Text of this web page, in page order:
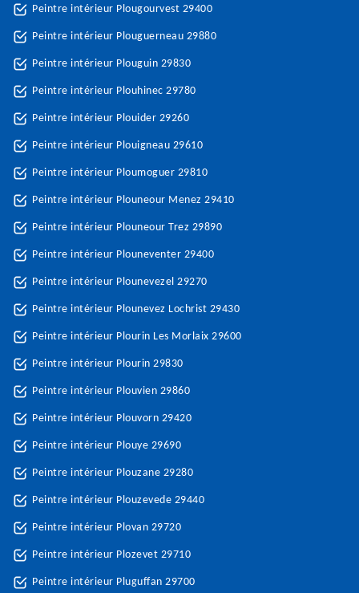
Peintre intérieur Plougourvest 29400
Peintre intérieur Plouguerneau 29880
Peintre intérieur Plouguin 29830
Peintre intérieur Plouhinec 29780
Peintre intérieur Plouider 29260
Peintre intérieur Plouigneau 29610
Peintre intérieur Ploumoguer 29810
Peintre intérieur Plouneour Menez 29410
Peintre intérieur Plouneour Trez 29890
Peintre intérieur Plouneventer 29400
Peintre intérieur Plounevezel 29270
Peintre intérieur Plounevez Lochrist 29430
Peintre intérieur Plourin Les Morlaix 29600
Peintre intérieur Plourin 29830
Peintre intérieur Plouvien 29860
Peintre intérieur Plouvorn 29420
Peintre intérieur Plouye 29690
Peintre intérieur Plouzane 29280
Peintre intérieur Plouzevede 29440
Peintre intérieur Plovan 29720
Peintre intérieur Plozevet 29710
Peintre intérieur Pluguffan 29700